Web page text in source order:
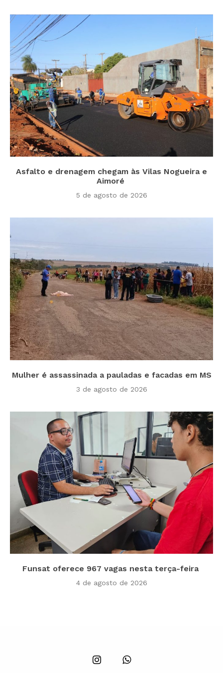
Asfalto e drenagem chegam às Vilas Nogueira e
Aimoré
5 de agosto de 2026
Mulher é assassinada a pauladas e facadas em MS
3 de agosto de 2026
Funsat oferece 967 vagas nesta terça-feira
4 de agosto de 2026